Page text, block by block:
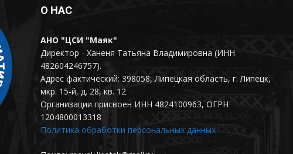
О НАС
АНО "ЦСИ "Маяк"
Директор - Ханеня Татьяна Владимировна (ИНН
482604246757).
Адрес фактический: 398058, Липецкая область, г. Липецк,
мкр. 15-й, д. 28, кв. 12
Организации присвоен ИНН 4824100963, ОГРН
1204800013318
Политика обработки персональных данных